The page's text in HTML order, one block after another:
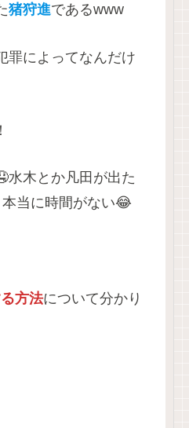
猪狩進であるwww
罪によってなんだけ
水木とか凡田が出た
当に時間がない😂
方法について分かり